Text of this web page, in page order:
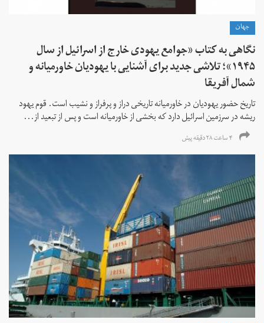
جهان
نگاهی به کتاب «جوامع یهودی خارج از اسرائیل از سال
۱۹۴۵»؛ تلاشی جدید برای آشنایی با یهودیان خاورمیانه و
شمال آفریقا
تاریخ حضور یهودیان در خاورمیانه تاریخی دراز و پرفراز و نشیب است. قوم یهود
ریشه در سرزمین اسرائیل دارد که بخشی از خاورمیانه است و پس از تبعید از...
۴ ساعت ۲۸ دقیقه پیش